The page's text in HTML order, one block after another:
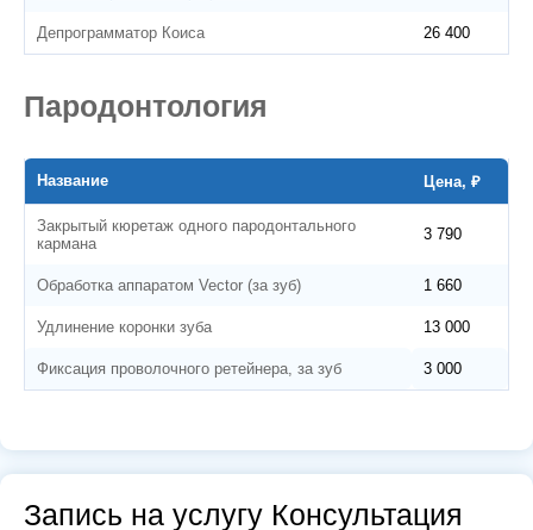
Депрограмматор Коиса 26 400
Пародонтология
Название Цена, ₽
Закрытый кюретаж одного пародонтального
кармана
3 790
Обработка аппаратом Vector (за зуб) 1 660
Удлинение коронки зуба 13 000
Фиксация проволочного ретейнера, за зуб 3 000
Запись на услугу Консультация